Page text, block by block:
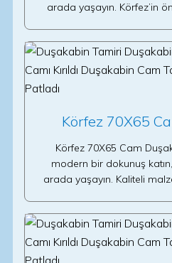
arada yaşayın. Körfez’in
Körfez 70X65
Körfez 70X65 Cam
modern bir dokunuş katın,
arada yaşayın. Kaliteli